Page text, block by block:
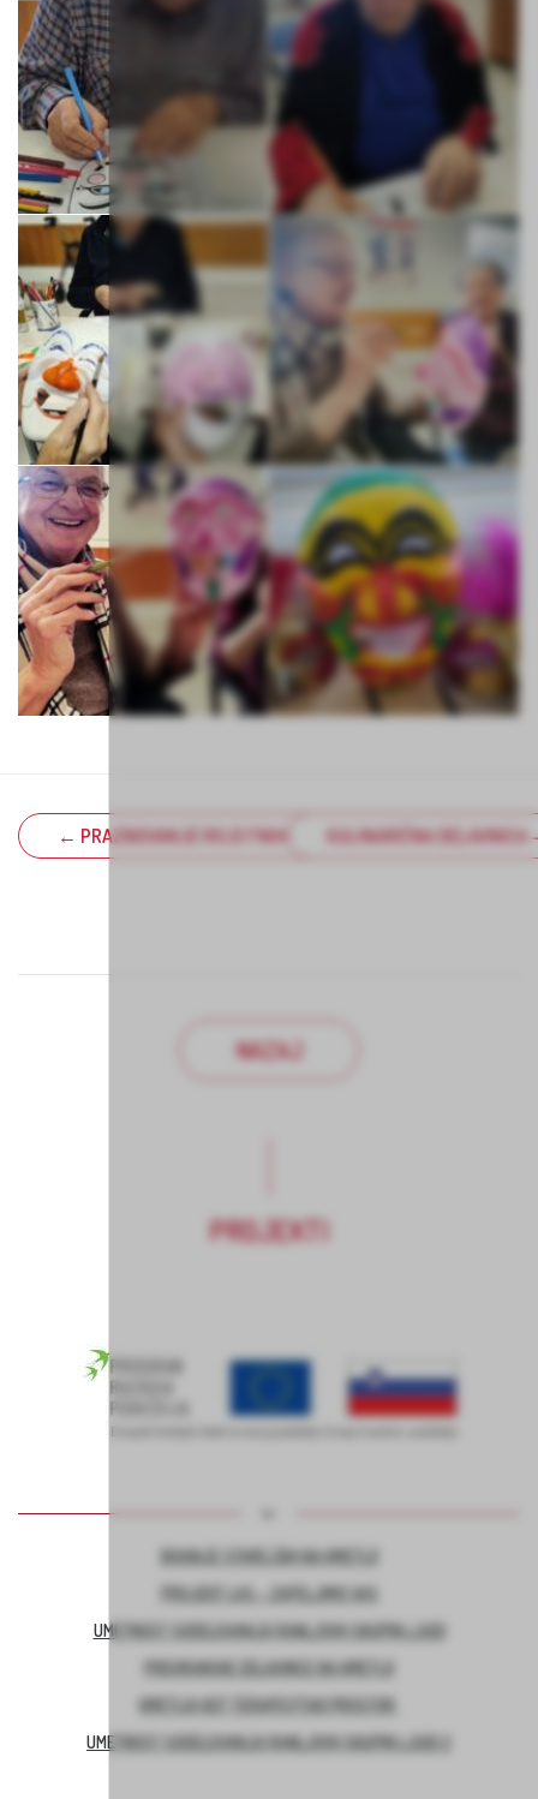
← PRAZNOVANJE ROJSTNIH DNI KULINARIČNA
NAZAJ
PROJEKTI
BIVANJE STAREJŠIH NA KMETIJI
PROJEKT LAS – ZAPELJIMO VAS
UMETNOST SODELOVANJA RANLJIVIH SKUPIN LJUDI
PREHRANSKE DELAVNICE NA KMETIJI
KMETIJA KOT TERAPEVTSKI PROSTOR
UMETNOST SODELOVANJA RANLJIVIH SKUPIN LJUDI 2